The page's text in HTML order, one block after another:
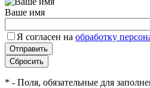
Ваше имя
Я согласен на обработку
* - Поля, обязательные для